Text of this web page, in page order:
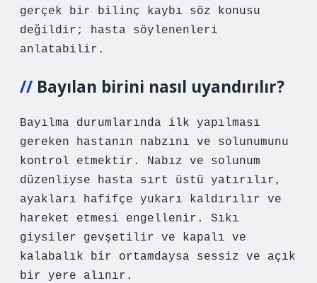
gerçek bir bilinç kaybı söz konusu
değildir; hasta söylenenleri
anlatabilir.
Bayılan birini nasıl uyandırılır?
Bayılma durumlarında ilk yapılması
gereken hastanın nabzını ve solunumunu
kontrol etmektir. Nabız ve solunum
düzenliyse hasta sırt üstü yatırılır,
ayakları hafifçe yukarı kaldırılır ve
hareket etmesi engellenir. Sıkı
giysiler gevşetilir ve kapalı ve
kalabalık bir ortamdaysa sessiz ve açık
bir yere alınır.